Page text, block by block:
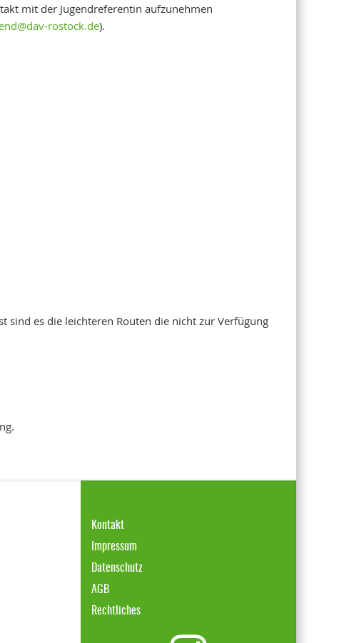
mit der Jugendreferentin aufzunehmen
rostock.de).
sind es die leichteren Routen die nicht zur Verfügung
Kontakt
Impressum
Datenschutz
AGB
Rechtliches